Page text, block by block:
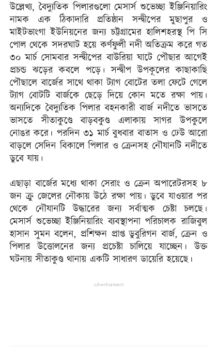
উল্লেখ্য, বৈদ্যুতিক পিলারগুলো মেসার্স শুভেচ্ছা ইঞ্জিনিয়ারিং
নামক এক ঠিকাদারি প্রতিষ্ঠান সন্দ্বীপের মুছাপুর ও
মাইটভাংগা ইউনিয়নের জন্য চট্টগ্রামের হালিশহরস্থ পি সি
পোল থেকে সদরঘাট হয়ে কর্ণফুলী নদী অতিক্রম করে গত
৩০ মার্চ সোমবার সন্দ্বীপের বাউরিয়া ঘাটে পৌছার আগেই
প্রচন্ড ঝড়ের কবলে পড়ে। সন্দ্বীপ উপকূলের কাছাকাছি
পৌছালে বার্জের সাথে থাকা ট্যাগ বোটের তলা ফেটে গেলে
ট্যাগ বোটটি বার্জকে ছেড়ে দিয়ে কোন মতে রক্ষা পায়।
অন্যদিকে বৈদ্যুতিক পিলার বহনকারী বার্জ নদীতে ভাসতে
ভাসতে সীতাকুণ্ডে বাড়বকুণ্ড এলাকায় সাগর উপকুলে
নোঙর করে। পরদিন ৩১ মার্চ বুধবার বাতাস ও ঢেউ আরো
বাড়লে সেদিন বিকালে পিলার ও ক্রেনসহ নৌযানটি নদীতে
ডুবে যায়।
এছাড়া বার্জের মধ্যে থাকা সেরাং ও ক্রেন অপারেটরসহ ৮
জন ক্রু জেলের নৌকায় উঠে রক্ষা পায়। ডুবে যাওয়ার পর
থেকে নৌযানটি উদ্ধারের জন্য সর্বাত্মক চেষ্টা চলছে।
মেসার্স শুভেচ্ছা ইঞ্জিনিয়ারিং ব্যবস্থাপনা পরিচালক রাজিবুল
হাসান সুমন বলেন, প্রশিক্ষন প্রাপ্ত ডুবুরিগন বার্জ, ক্রেন ও
পিলার উত্তোলনের জন্য প্রচেষ্টা চালিয়ে যাচ্ছেন। উক্ত
ঘটনায় সীতাকুণ্ড থানায় একটি সাধারণ ডায়েরি হয়েছে।
Advertisement